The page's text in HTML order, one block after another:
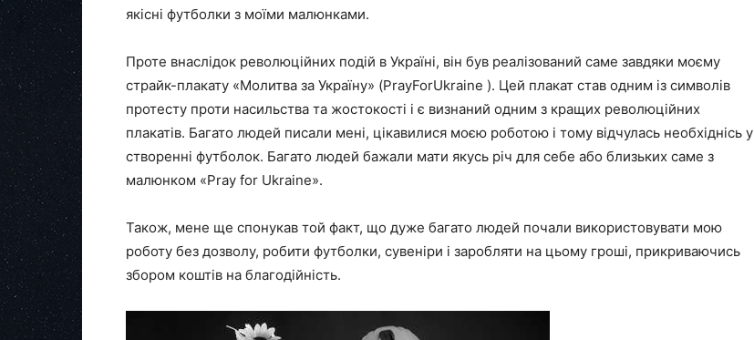
якісні футболки з моїми малюнками.
Проте внаслідок революційних подій в Україні, він був реалізований саме завдяки моєму
страйк-плакату «Молитва за Україну» (PrayForUkraine ). Цей плакат став одним із символів
протесту проти насильства та жостокості і є визнаний одним з кращих революційних
плакатів. Багато людей писали мені, цікавилися моєю роботою і тому відчулась необхіднісь у
створенні футболок. Багато людей бажали мати якусь річ для себе або близьких саме з
малюнком «Pray for Ukraine».
Також, мене ще спонукав той факт, що дуже багато людей почали використовувати мою
роботу без дозволу, робити футболки, сувеніри і заробляти на цьому гроші, прикриваючись
збором коштів на благодійність.